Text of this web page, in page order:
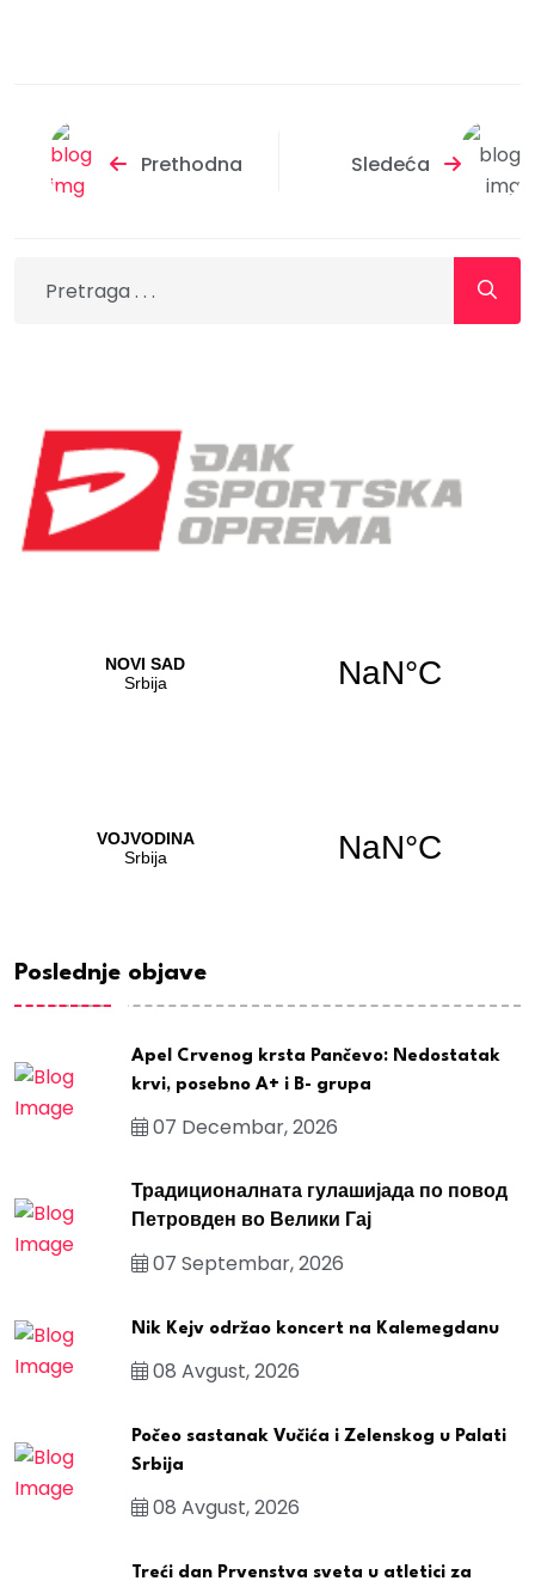
Prethodna Sledeća
Poslednje objave
Apel Crvenog krsta Pančevo: Nedostatak
krvi, posebno A+ i B- grupa
07 Decembar, 2026
Традиционалната гулашијада по повод
Петровден во Велики Гај
07 Septembar, 2026
Nik Kejv održao koncert na Kalemegdanu
08 Avgust, 2026
Počeo sastanak Vučića i Zelenskog u Palati
Srbija
08 Avgust, 2026
Treći dan Prvenstva sveta u atletici za